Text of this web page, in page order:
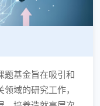
题基金旨在吸引和
域的研究工作，